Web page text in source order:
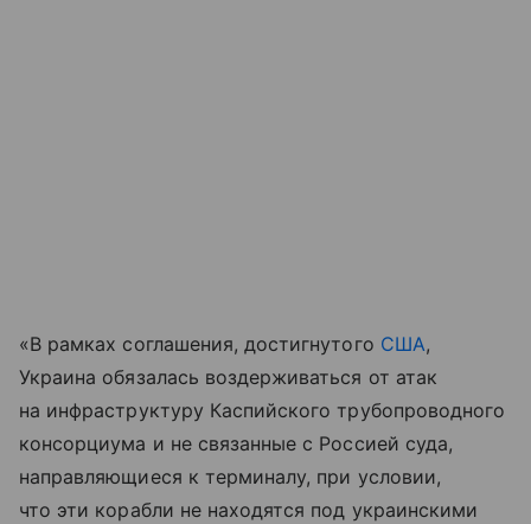
«В рамках соглашения, достигнутого США,
Украина обязалась воздерживаться от атак
на инфраструктуру Каспийского трубопроводного
консорциума и не связанные с Россией суда,
направляющиеся к терминалу, при условии,
что эти корабли не находятся под украинскими